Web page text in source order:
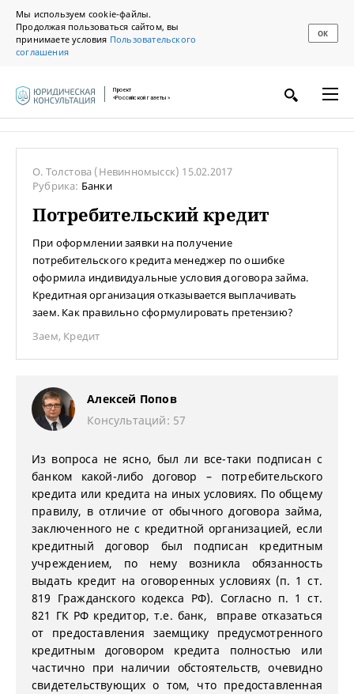
Мы используем cookie-файлы.
Продолжая пользоваться сайтом, вы
принимаете условия Пользовательского
соглашения
ОК
Проект
«Российской газеты»
О. Толстова (Невинномысск) 15.02.2017
Рубрика: Банки
Потребительский кредит
При оформлении заявки на получение
потребительского кредита менеджер по ошибке
оформила индивидуальные условия договора займа.
Кредитная организация отказывается выплачивать
заем. Как правильно сформулировать претензию?
Заем, Кредит
Алексей Попов
Консультаций: 57
Из вопроса не ясно, был ли все-таки подписан с
банком какой-либо договор – потребительского
кредита или кредита на иных условиях. По общему
правилу, в отличие от обычного договора займа,
заключенного не с кредитной организацией, если
кредитный договор был подписан кредитным
учреждением, по нему возникла обязанность
выдать кредит на оговоренных условиях (п. 1 ст.
819 Гражданского кодекса РФ). Согласно п. 1 ст.
821 ГК РФ кредитор, т.е. банк, вправе отказаться
от предоставления заемщику предусмотренного
кредитным договором кредита полностью или
частично при наличии обстоятельств, очевидно
свидетельствующих о том, что предоставленная